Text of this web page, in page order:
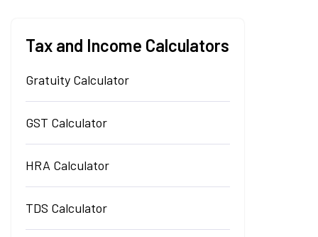
Tax and Income Calculators
Gratuity Calculator
GST Calculator
HRA Calculator
TDS Calculator